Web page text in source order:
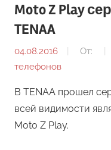
Moto Z Play
TENAA
04.08.2016 От:
телефонов
В TENAA прошел
всей видимости
Moto Z Play.